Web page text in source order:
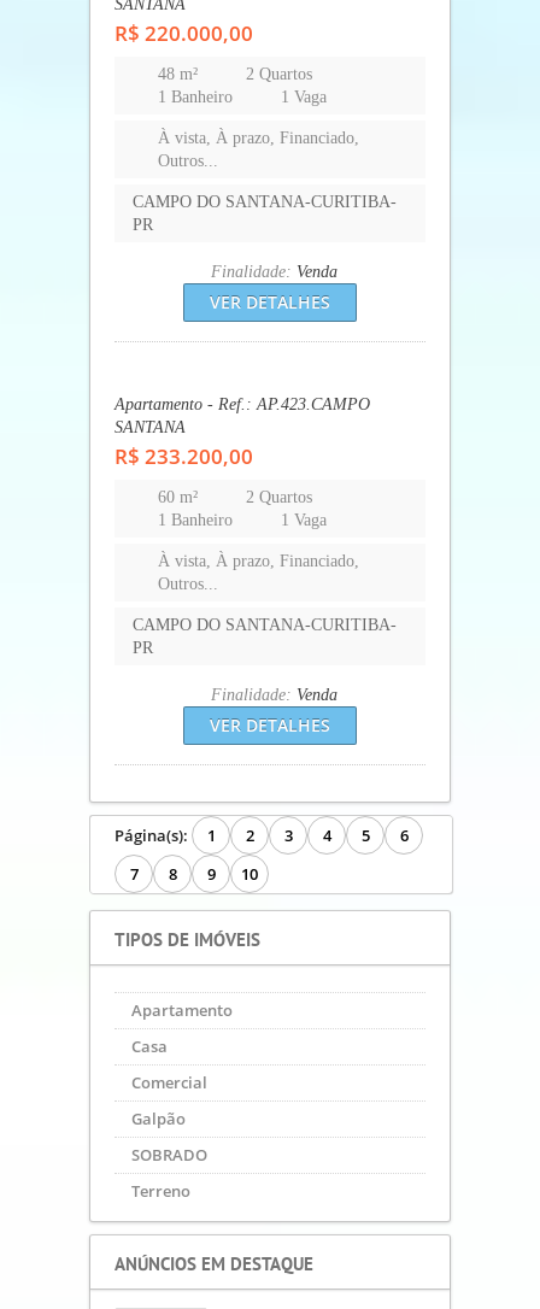
Apartamento - Ref.: AP.460.COLOMBO
R$ 212.000,00
52,15 m²
2 Quartos
1 Banheiro
1 Vaga
À vista, À prazo, Financiado,
Outros...
CAMPO PEQUENO-COLOMBO-PR
VER DETALHES
SANTANA
R$ 220.000,00
1 Banheiro
1 Vaga
Outros...
PR
VER DETALHES
Apartamento - Ref.: AP.423.CAMPO
SANTANA
R$ 233.200,00
1 Banheiro
À vista, À prazo, Financiado,
Outros...
CAMPO DO SANTANA-CURITIBA-
PR
Finalidade:Venda
VER DETALHES
Página(s): 1 2 3 4 5
6